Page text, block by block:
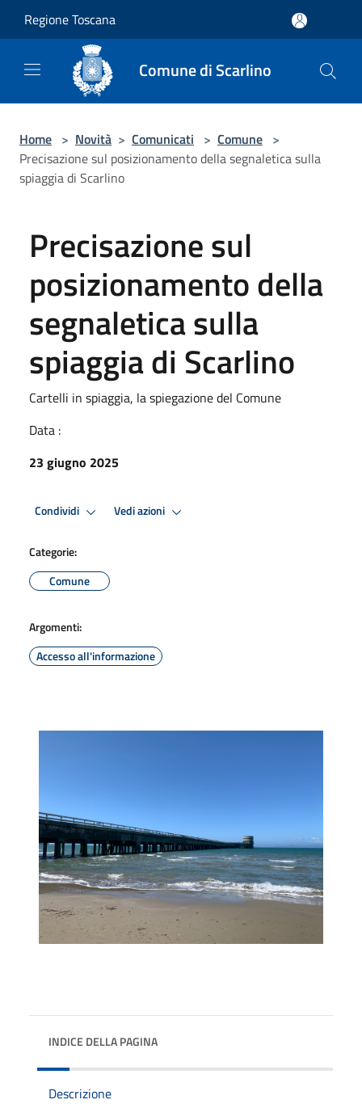
Regione Toscana
Comune di Scarlino
Home > Novità > Comunicati > Comune >
Precisazione sul posizionamento della segnaletica sulla
spiaggia di Scarlino
Precisazione sul
posizionamento della
segnaletica sulla
spiaggia di Scarlino
Cartelli in spiaggia, la spiegazione del Comune
Data :
23 giugno 2025
Condividi Vedi azioni
Categorie:
Comune
Argomenti:
Accesso all'informazione
INDICE DELLA PAGINA
Descrizione